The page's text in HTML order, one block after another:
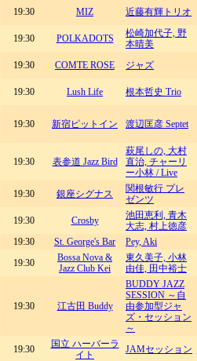
19:30
MIZ 近藤有輝トリオ
19:30
POLKADOTS
松崎加代子, 野
本晴美
19:30 COMTE ROSE ジャズ
19:30
Lush Life 根本哲史 Trio
19:30 新宿ピットイン 渡辺匡彦 Septet
19:30 表参道 Jazz Bird
萩尾しの, 大村
直治, チャーリ
ー小林 / Live
19:30 銀座シグナス
関根敏行 プレ
ゼンツ
19:30
Crosby
池田恵利, 青木
大志, 村上徳彦
19:30
St. George's Bar Pey, Aki
19:30
Bossa Nova &
Jazz Club Kei
東久美子, 小林
由佳, 田中裕士
19:30 江古田 Buddy
BUDDY JAZZ
SESSION ～自
由参加型ジャ
ズ・セッション
～
19:30
国立 ハーバーラ
イト
JAMセッション